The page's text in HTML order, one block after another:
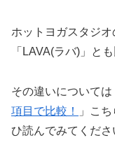
ホットヨガスタジオ
「LAVA(ラバ)」と
その違いについては
項目で比較！
」こ
ひ読んでみてくださ